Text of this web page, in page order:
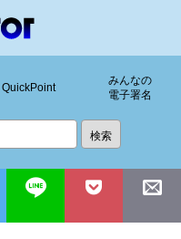
QuickPoint
みんなの
電子署名